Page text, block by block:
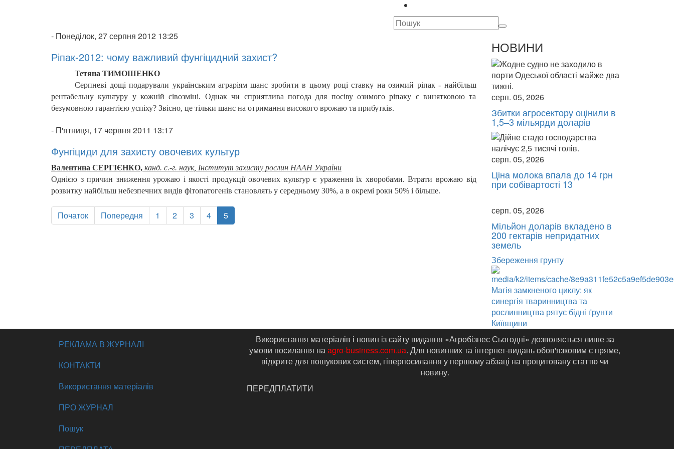
- Понеділок, 27 серпня 2012 13:25
Ріпак-2012: чому важливий фунгіцидний захист?
Тетяна ТИМОШЕНКО
Серпневі дощі подарували українським аграріям шанс зробити в цьому році ставку на озимий ріпак - найбільш
рентабельну культуру у кожній сівозміні. Однак чи сприятлива погода для посіву озимого ріпаку є винятковою та
безумовною гарантією успіху? Звісно, це тільки шанс на отримання високого врожаю та прибутків.
- П'ятниця, 17 червня 2011 13:17
Фунгіциди для захисту овочевих культур
Валентина СЕРГІЄНКО, канд. с.-г. наук, Інститут захисту рослин НААН України
Однією з причин зниження урожаю і якості продукції овочевих культур є ураження їх хворобами. Втрати врожаю від
розвитку найбільш небезпечних видів фітопатогенів становлять у середньому 30%, а в окремі роки 50% і більше.
Початок Попередня 1 2 3 4 5
НОВИНИ
серп. 05, 2026
Збитки агросектору оцінили в
1,5–3 мільярди доларів
серп. 05, 2026
Ціна молока впала до 14 грн
при собівартості 13
серп. 05, 2026
Мільйон доларів вкладено в
200 гектарів непридатних
земель
Збереження грунту
Магія замкненого циклу: як
синергія тваринництва та
рослинництва рятує бідні ґрунти
Київщини
РЕКЛАМА В ЖУРНАЛІ
КОНТАКТИ
Використання матеріалів
ПРО ЖУРНАЛ
Пошук
Використання матеріалів і новин із сайту видання «Агробізнес Сьогодні» дозволяється лише за
умови посилання наagro-business.com.ua. Для новинних та інтернет-видань обов'язковим є пряме,
відкрите для пошукових систем, гіперпосилання у першому абзаці на процитовану статтю чи
новину.
ПЕРЕДПЛАТИТИ